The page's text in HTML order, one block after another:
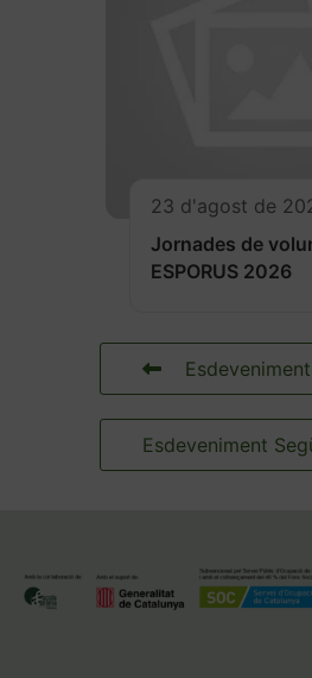
23 d'agost de
Jornades de
ESPORUS 2026
Esdeveniment